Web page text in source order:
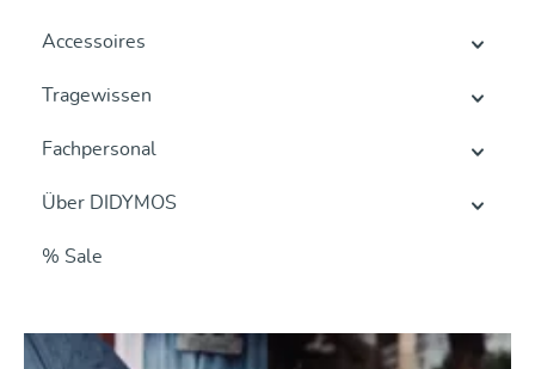
Accessoires
Tragewissen
Fachpersonal
Über DIDYMOS
% Sale